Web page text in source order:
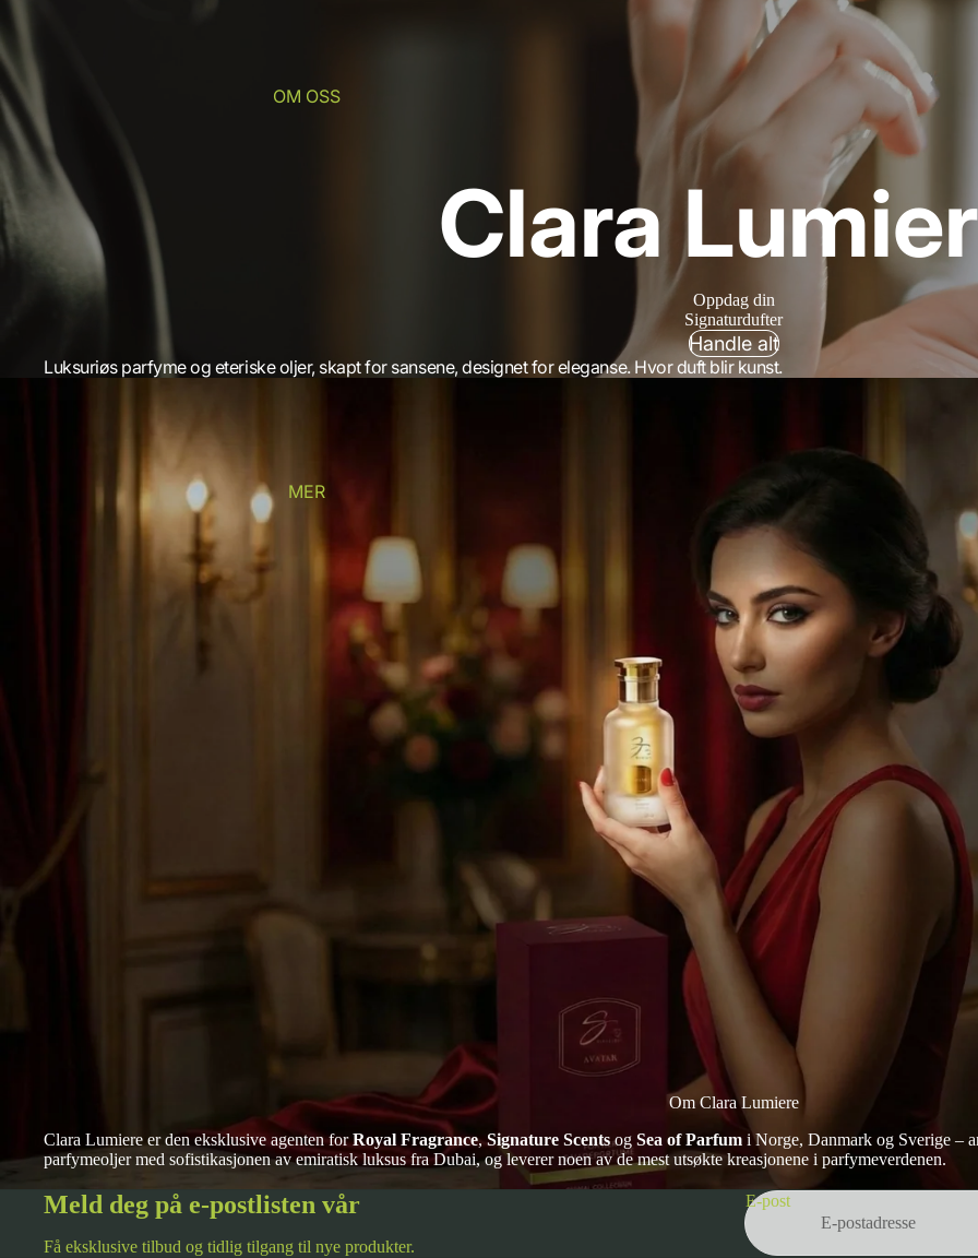
OM OSS
MER
Clara
Oppdag din
Signaturdufter
Handle alt
Luksuriøs parfyme og eteriske oljer, skapt for sansene, designet for eleganse. Hvor duft blir kunst.
Om Clara Lumiere
Clara Lumiere er den eksklusive agenten forRoyal Fragrance,Signature Scentsog Sea of Parfum i Norge, Danmark og Sverige –
parfymeoljer med sofistikasjonen av emiratisk luksus fra Dubai, og leverer noen av de mest utsøkte kreasjonene i parfymeverdenen.
Meld deg på e-postlisten vår
Få eksklusive tilbud og tidlig tilgang til nye produkter.
E-post
Personvernerklæring
Vilkår for bruk
Kontaktinformasjon